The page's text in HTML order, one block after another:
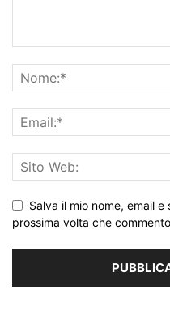
Salva il mio nome, email
prossima volta che